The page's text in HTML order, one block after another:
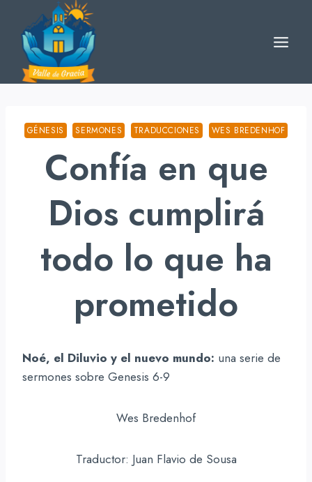
content
GÉNESIS SERMONES TRADUCCIONES WES BREDENHOF
Confía en que
Dios cumplirá
todo lo que ha
prometido
Noé, el Diluvio y el nuevo mundo: una serie de
sermones sobre Genesis 6-9
Wes Bredenhof
Traductor: Juan Flavio de Sousa